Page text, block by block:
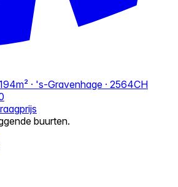
· 's-Gravenhage · 2564CH
buurten.